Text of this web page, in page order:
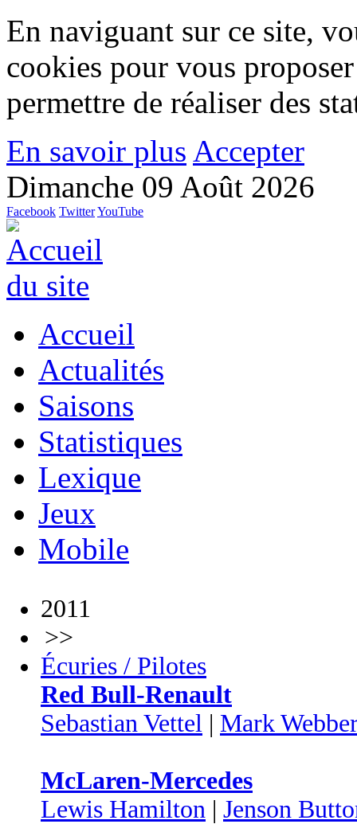
En naviguant sur ce site,
cookies pour vous
permettre de réaliser des
En savoir plus Accepter
Dimanche 09 Août 2026
Facebook TwitterYouTube
Accueil
Actualités
Saisons
Statistiques
Lexique
Jeux
Mobile
2011
>>
Écuries / Pilotes
Red Bull-Renault
Sebastian Vettel | Mark
McLaren-Mercedes
Lewis Hamilton | Jenson